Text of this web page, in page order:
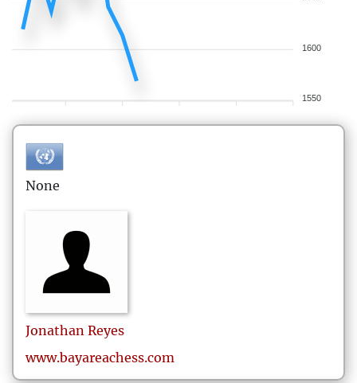
1600
1550
None
Jonathan Reyes
www.bayareachess.com